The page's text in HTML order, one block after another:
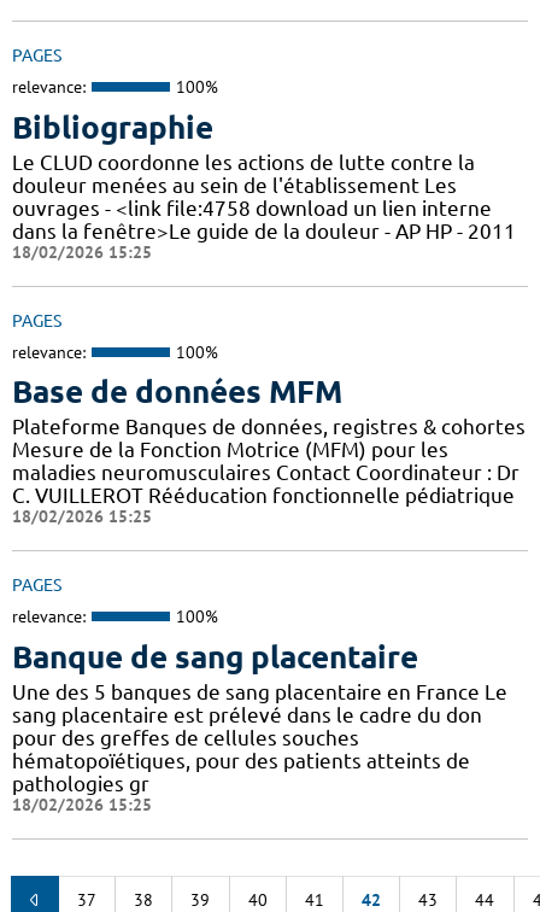
PAGES
relevance: 100%
Bibliographie
Le CLUD coordonne les actions de lutte contre la
douleur menées au sein de l'établissement Les
ouvrages - <link file:4758 download un lien interne
dans la fenêtre>Le guide de la douleur - AP HP - 2011
18/02/2026 15:25
PAGES
relevance: 100%
Base de données MFM
Plateforme Banques de données, registres & cohortes
Mesure de la Fonction Motrice (MFM) pour les
maladies neuromusculaires Contact Coordinateur : Dr
C. VUILLEROT Rééducation fonctionnelle pédiatrique
18/02/2026 15:25
PAGES
relevance: 100%
Banque de sang placentaire
Une des 5 banques de sang placentaire en France Le
sang placentaire est prélevé dans le cadre du don
pour des greffes de cellules souches
hématopoïétiques, pour des patients atteints de
pathologies gr
18/02/2026 15:25
37 38 39 40 41 42 43 44